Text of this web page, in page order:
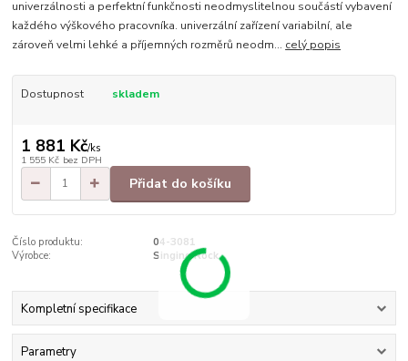
univerzálnosti a perfektní funkčnosti neodmyslitelnou součástí vybavení
každého výškového pracovníka. univerzální zařízení variabilní, ale
zároveň velmi lehké a příjemných rozměrů neodm... celý popis
Dostupnost skladem
1 881 Kč/ks
1 555 Kč bez DPH
Přidat do košíku
Číslo produktu:
04-3081
Výrobce:
Singing Rock
Kompletní specifikace
Parametry